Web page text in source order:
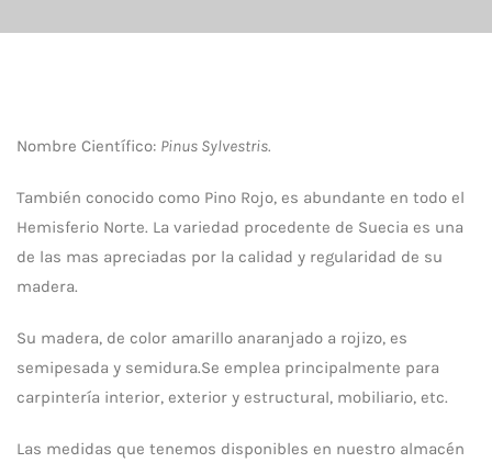
Nombre Científico: Pinus Sylvestris.
También conocido como Pino Rojo, es abundante en todo el
Hemisferio Norte. La variedad procedente de Suecia es una
de las mas apreciadas por la calidad y regularidad de su
madera.
Su madera, de color amarillo anaranjado a rojizo, es
semipesada y semidura.Se emplea principalmente para
carpintería interior, exterior y estructural, mobiliario, etc.
Las medidas que tenemos disponibles en nuestro almacén